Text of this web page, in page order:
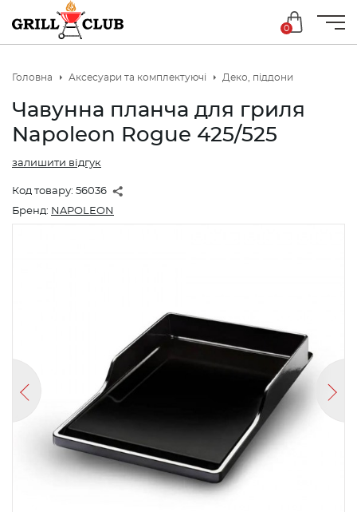
0
Головна Аксесуари та комплектуючі Деко, піддони
Чавунна планча для гриля
Napoleon Rogue 425/525
Код товару: 56036
залишити відгук
Бренд: NAPOLEON